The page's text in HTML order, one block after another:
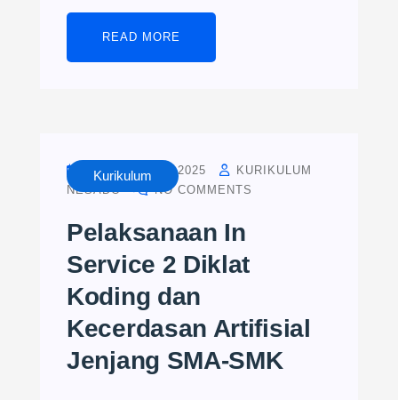
READ MORE
Kurikulum
NOVEMBER 6, 2025
KURIKULUM
NESADO
NO COMMENTS
Pelaksanaan In
Service 2 Diklat
Koding dan
Kecerdasan Artifisial
Jenjang SMA-SMK